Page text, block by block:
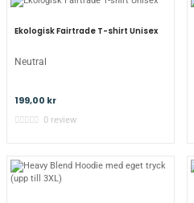
Ekologisk Fairtrade T-shirt Unisex
Neutral
199,00 kr
0 review